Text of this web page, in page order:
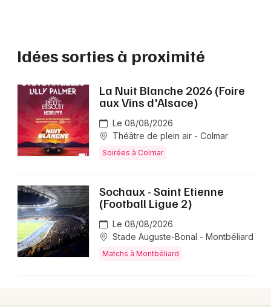
Idées sorties à proximité
La Nuit Blanche 2026 (Foire
aux Vins d'Alsace)
Le 08/08/2026
Théâtre de plein air - Colmar
Soirées à Colmar
Sochaux - Saint Etienne
(Football Ligue 2)
Le 08/08/2026
Stade Auguste-Bonal - Montbéliard
Matchs à Montbéliard